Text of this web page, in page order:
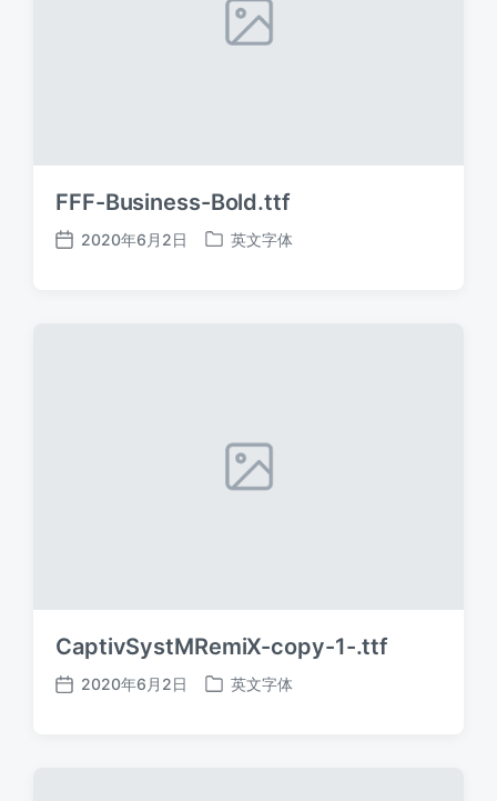
FFF-Business-Bold.ttf
发
2020年6月2日
发
英文字体
CaptivSystMRemiX-copy-1-.ttf
发
2020年6月2日
发
英文字体